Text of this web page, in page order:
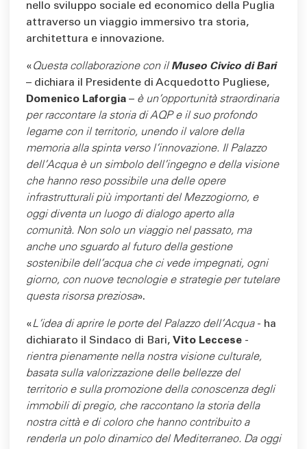
nello sviluppo sociale ed economico della Puglia
attraverso un viaggio immersivo tra storia,
architettura e innovazione.
« Questa collaborazione con il Museo Civico di Bari
– dichiara il Presidente di Acquedotto Pugliese,
Domenico Laforgia – è un'opportunità straordinaria
per raccontare la storia di AQP e il suo profondo
legame con il territorio, unendo il valore della
memoria alla spinta verso l’innovazione. Il Palazzo
dell’Acqua è un simbolo dell’ingegno e della visione
che hanno reso possibile una delle opere
infrastrutturali più importanti del Mezzogiorno, e
oggi diventa un luogo di dialogo aperto alla
comunità. Non solo un viaggio nel passato, ma
anche uno sguardo al futuro della gestione
sostenibile dell’acqua che ci vede impegnati, ogni
giorno, con nuove tecnologie e strategie per tutelare
questa risorsa preziosa».
«L’idea di aprire le porte del Palazzo dell’Acqua- ha
dichiarato il Sindaco di Bari, Vito Leccese -
rientra pienamente nella nostra visione culturale,
basata sulla valorizzazione delle bellezze del
territorio e sulla promozione della conoscenza degli
immobili di pregio, che raccontano la storia della
nostra città e di coloro che hanno contribuito a
renderla un polo dinamico del Mediterraneo. Da oggi